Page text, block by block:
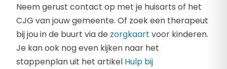
Neem gerust contact op met je huisarts of het
CJG van jouw gemeente. Of zoek een therapeut
bij jou in de buurt via de zorgkaart voor kinderen.
Je kan ook nog even kijken naar het
stappenplan uit het artikel Hulp bij